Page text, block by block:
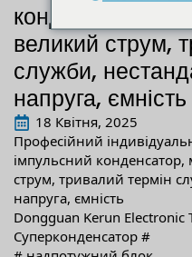
конденсатор,
великий струм,
служби,
напруга, ємність
18 Квітня, 2025
Професійний
імпульсний конденсатор,
струм, тривалий термін
напруга, ємність
Dongguan Kerun Electronic
Суперконденсатор #